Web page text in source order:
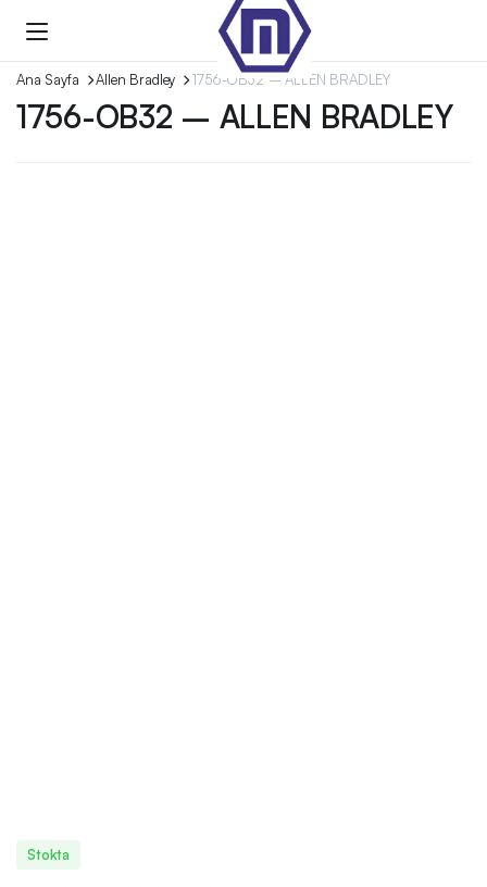
Ana Sayfa Allen Bradley 1756-OB32 – ALLEN BRADLEY
1756-OB32 – ALLEN BRADLEY
Stokta